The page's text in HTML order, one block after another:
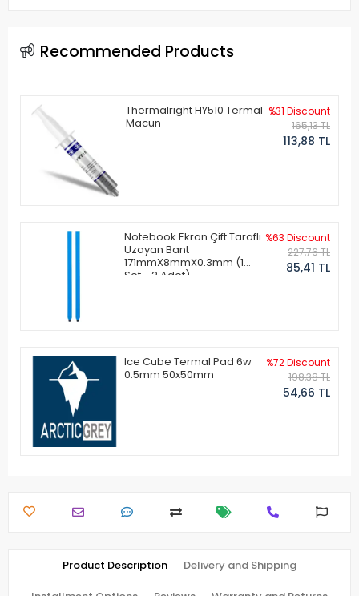
Recommended Products
Thermalright HY510 Termal
Macun
%31 Discount
165,13 TL
113,88 TL
Notebook Ekran Çift Taraflı
Uzayan Bant
171mmX8mmX0.3mm (1
Set - 2 Adet)
%63 Discount
227,76 TL
85,41 TL
Ice Cube Termal Pad 6w
0.5mm 50x50mm
%72 Discount
198,38 TL
54,66 TL
Product Description Delivery and Shipping